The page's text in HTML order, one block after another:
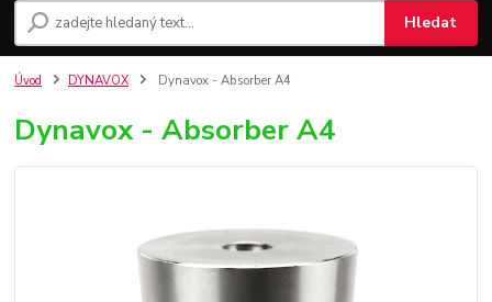
Hledat
Úvod DYNAVOX Dynavox - Absorber A4
Dynavox - Absorber A4